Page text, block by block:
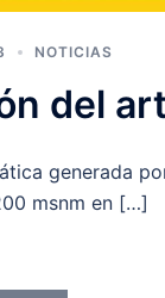
NOTICIAS
del
generada
msnm en […]